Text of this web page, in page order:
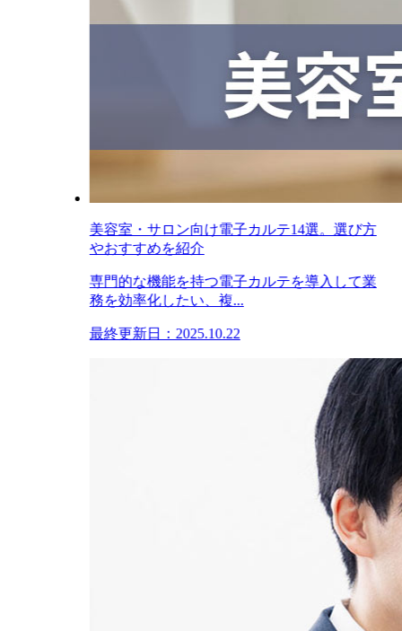
美容室・サロン向け電子カルテ14選。選び方
やおすすめを紹介
専門的な機能を持つ電子カルテを導入して業
務を効率化したい、複...
最終更新日：2025.10.22